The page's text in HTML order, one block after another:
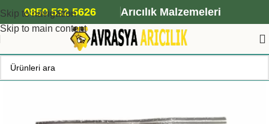
Skip to navigation
Skip to main content
ANA ARI SİPARİŞİ İÇİN TIKLAYIN
0850 532 5626 Arıcılık Malzemeleri